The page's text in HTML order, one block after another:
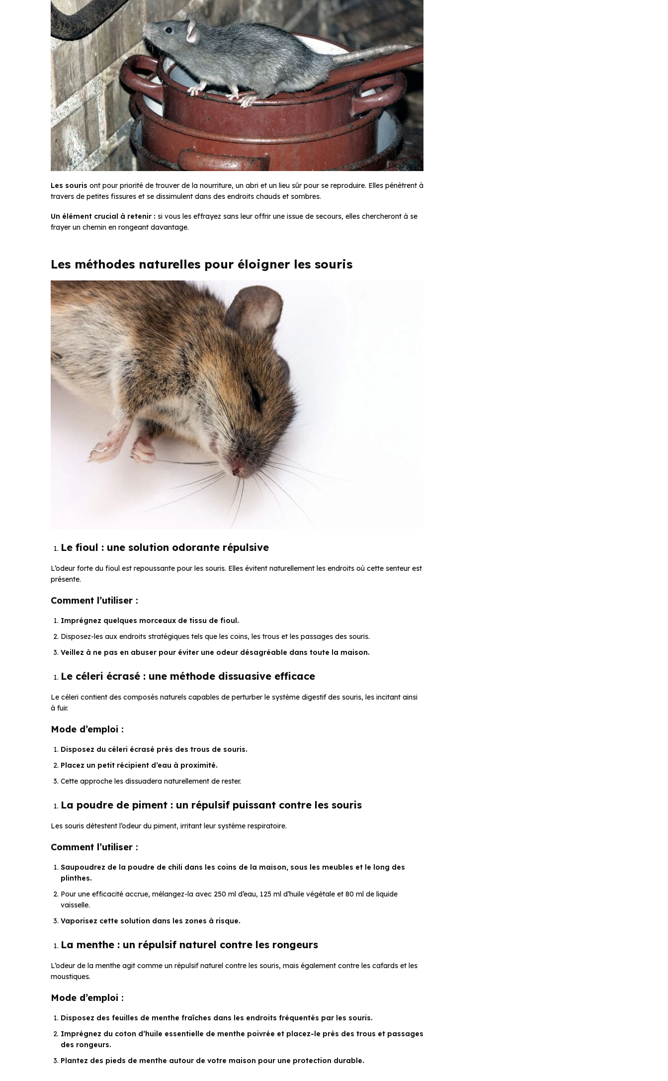
Les souris ont pour priorité de trouver de la nourriture, un abri et un lieu sûr pour se reproduire. Elles pénètrent à
travers de petites fissures et se dissimulent dans des endroits chauds et sombres.
Un élément crucial à retenir : si vous les effrayez sans leur offrir une issue de secours, elles chercheront à se
frayer un chemin en rongeant davantage.
Les méthodes naturelles pour éloigner les souris
Le fioul : une solution odorante répulsive
L’odeur forte du fioul est repoussante pour les souris. Elles évitent naturellement les endroits où cette senteur est
présente.
Comment l’utiliser :
Imprégnez quelques morceaux de tissu de fioul.
Disposez-les aux endroits stratégiques tels que les coins, les trous et les passages des souris.
Veillez à ne pas en abuser pour éviter une odeur désagréable dans toute la maison.
Le céleri écrasé : une méthode dissuasive efficace
Le céleri contient des composés naturels capables de perturber le système digestif des souris, les incitant ainsi
à fuir.
Mode d’emploi :
Disposez du céleri écrasé près des trous de souris.
Placez un petit récipient d’eau à proximité.
Cette approche les dissuadera naturellement de rester.
La poudre de piment : un répulsif puissant contre les souris
Les souris détestent l’odeur du piment, irritant leur système respiratoire.
Comment l’utiliser :
Saupoudrez de la poudre de chili dans les coins de la maison, sous les meubles et le long des
plinthes.
Pour une efficacité accrue, mélangez-la avec 250 ml d’eau, 125 ml d’huile végétale et 80 ml de liquide
vaisselle.
Vaporisez cette solution dans les zones à risque.
La menthe : un répulsif naturel contre les rongeurs
L’odeur de la menthe agit comme un répulsif naturel contre les souris, mais également contre les cafards et les
moustiques.
Mode d’emploi :
Disposez des feuilles de menthe fraîches dans les endroits fréquentés par les souris.
Imprégnez du coton d’huile essentielle de menthe poivrée et placez-le près des trous et passages
des rongeurs.
Plantez des pieds de menthe autour de votre maison pour une protection durable.